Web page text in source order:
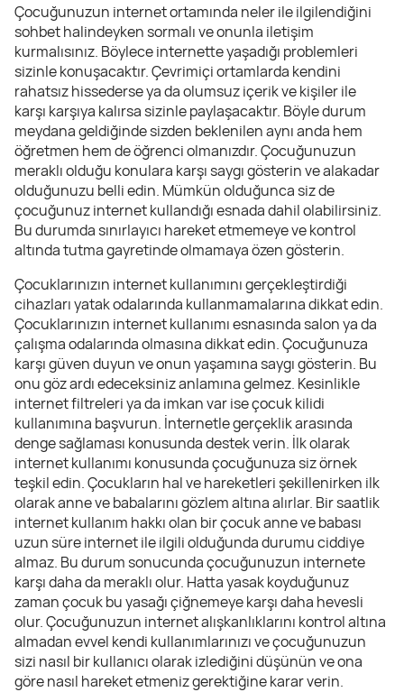
Çocuğunuzun internet ortamında neler ile ilgilendiğini
sohbet halindeyken sormalı ve onunla iletişim
kurmalısınız. Böylece internette yaşadığı problemleri
sizinle konuşacaktır. Çevrimiçi ortamlarda kendini
rahatsız hissederse ya da olumsuz içerik ve kişiler ile
karşı karşıya kalırsa sizinle paylaşacaktır. Böyle durum
meydana geldiğinde sizden beklenilen aynı anda hem
öğretmen hem de öğrenci olmanızdır. Çocuğunuzun
meraklı olduğu konulara karşı saygı gösterin ve alakadar
olduğunuzu belli edin. Mümkün olduğunca siz de
çocuğunuz internet kullandığı esnada dahil olabilirsiniz.
Bu durumda sınırlayıcı hareket etmemeye ve kontrol
altında tutma gayretinde olmamaya özen gösterin.
Çocuklarınızın internet kullanımını gerçekleştirdiği
cihazları yatak odalarında kullanmamalarına dikkat edin.
Çocuklarınızın internet kullanımı esnasında salon ya da
çalışma odalarında olmasına dikkat edin. Çocuğunuza
karşı güven duyun ve onun yaşamına saygı gösterin. Bu
onu göz ardı edeceksiniz anlamına gelmez. Kesinlikle
internet filtreleri ya da imkan var ise çocuk kilidi
kullanımına başvurun. İnternetle gerçeklik arasında
denge sağlaması konusunda destek verin. İlk olarak
internet kullanımı konusunda çocuğunuza siz örnek
teşkil edin. Çocukların hal ve hareketleri şekillenirken ilk
olarak anne ve babalarını gözlem altına alırlar. Bir saatlik
internet kullanım hakkı olan bir çocuk anne ve babası
uzun süre internet ile ilgili olduğunda durumu ciddiye
almaz. Bu durum sonucunda çocuğunuzun internete
karşı daha da meraklı olur. Hatta yasak koyduğunuz
zaman çocuk bu yasağı çiğnemeye karşı daha hevesli
olur. Çocuğunuzun internet alışkanlıklarını kontrol altına
almadan evvel kendi kullanımlarınızı ve çocuğunuzun
sizi nasıl bir kullanıcı olarak izlediğini düşünün ve ona
göre nasıl hareket etmeniz gerektiğine karar verin.